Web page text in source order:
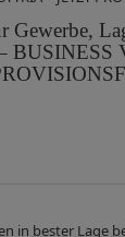
Gewerbe,